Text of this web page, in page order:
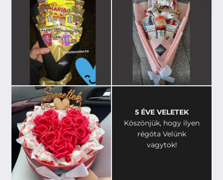
5 ÉVE VELETEK
Köszönjük, hogy ilyen
régóta Velünk
vagytok!